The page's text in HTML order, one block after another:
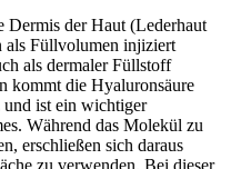
Dermis der Haut (Lederhaut
als Füllvolumen injiziert
als dermaler Füllstoff
kommt die Hyaluronsäure
und ist ein wichtiger
Während das Molekül zu
erschließen sich daraus
zu verwenden. Bei dieser